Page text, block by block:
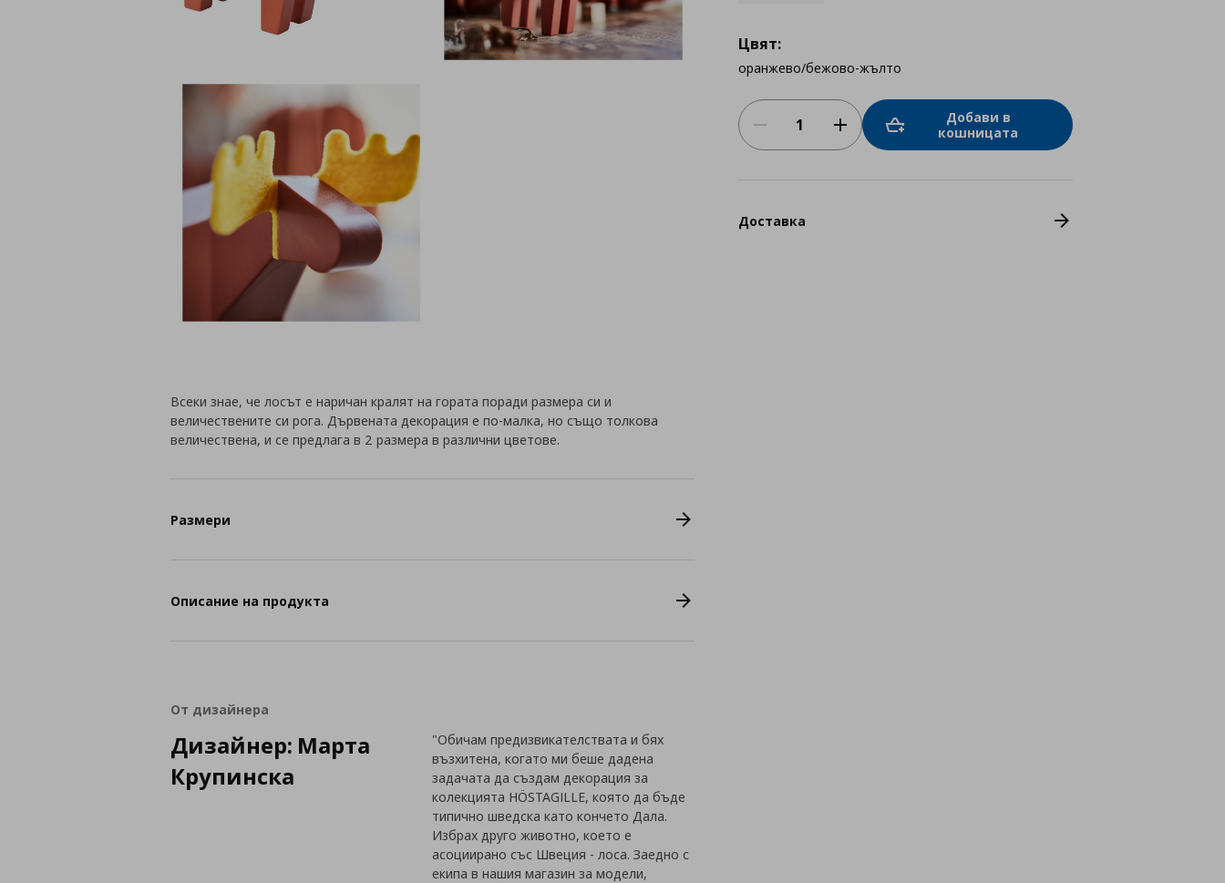
Цвят:
оранжево/бежово-жълто
Добави в
кошницата
Доставка
Всеки знае, че лосът е наричан кралят на гората поради размера си и
величествените си рога. Дървената декорация е по-малка, но също толкова
величествена, и се предлага в 2 размера в различни цветове.
Размери
Описание на продукта
От дизайнера
Дизайнер: Марта
Крупинска
"Обичам предизвикателствата и бях
възхитена, когато ми беше дадена
задачата да създам декорация за
колекцията HÖSTAGILLE, която да бъде
типично шведска като кончето Дала.
Избрах друго животно, което е
асоциирано със Швеция - лоса. Заедно с
екипа в нашия магазин за модели,